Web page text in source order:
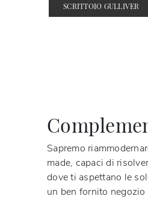
SCRITTOIO GULLIVER
Sapremo
made, capaci di
dove ti aspettano le
un ben fornito